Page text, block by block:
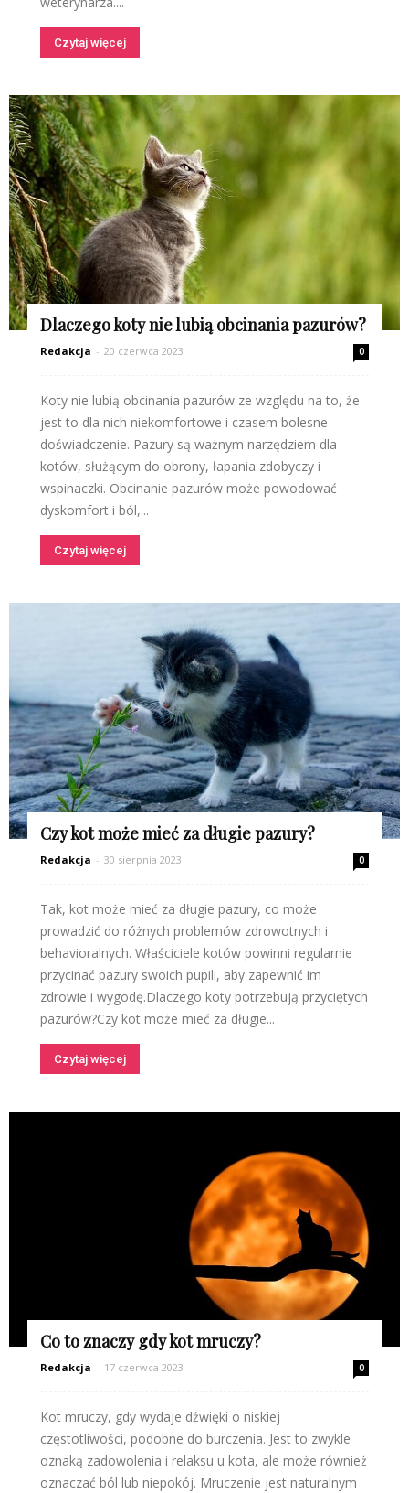
Czytaj więcej
Dlaczego koty nie lubią obcinania pazurów?
Redakcja - 20 czerwca 2023 0
Koty nie lubią obcinania pazurów ze względu na to, że
jest to dla nich niekomfortowe i czasem bolesne
doświadczenie. Pazury są ważnym narzędziem dla
kotów, służącym do obrony, łapania zdobyczy i
wspinaczki. Obcinanie pazurów może powodować
dyskomfort i ból,...
Czytaj więcej
Czy kot może mieć za długie pazury?
Redakcja - 30 sierpnia 2023 0
Tak, kot może mieć za długie pazury, co może
prowadzić do różnych problemów zdrowotnych i
behavioralnych. Właściciele kotów powinni regularnie
przycinać pazury swoich pupili, aby zapewnić im
zdrowie i wygodę.Dlaczego koty potrzebują przyciętych
pazurów?Czy kot może mieć za długie...
Czytaj więcej
Co to znaczy gdy kot mruczy?
Redakcja - 17 czerwca 2023 0
Kot mruczy, gdy wydaje dźwięki o niskiej
częstotliwości, podobne do burczenia. Jest to zwykle
oznaką zadowolenia i relaksu u kota, ale może również
oznaczać ból lub niepokój. Mruczenie jest naturalnym